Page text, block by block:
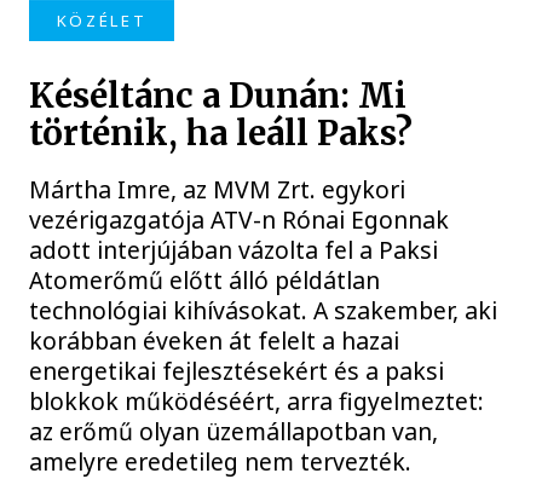
KÖZÉLET
Késéltánc a Dunán: Mi
történik, ha leáll Paks?
Mártha Imre, az MVM Zrt. egykori
vezérigazgatója ATV-n Rónai Egonnak
adott interjújában vázolta fel a Paksi
Atomerőmű előtt álló példátlan
technológiai kihívásokat. A szakember, aki
korábban éveken át felelt a hazai
energetikai fejlesztésekért és a paksi
blokkok működéséért, arra figyelmeztet:
az erőmű olyan üzemállapotban van,
amelyre eredetileg nem tervezték.